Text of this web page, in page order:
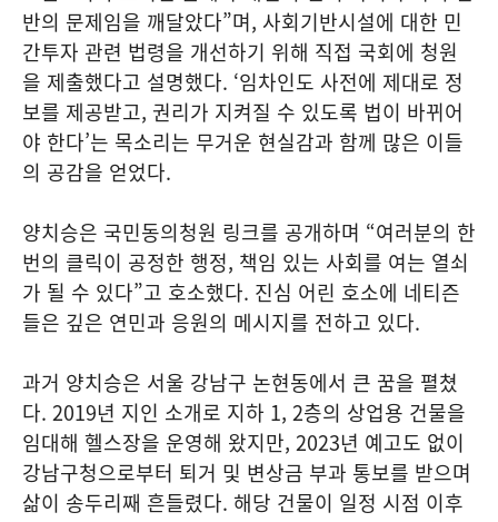
반의 문제임을 깨달았다”며, 사회기반시설에 대한 민
간투자 관련 법령을 개선하기 위해 직접 국회에 청원
을 제출했다고 설명했다. ‘임차인도 사전에 제대로 정
보를 제공받고, 권리가 지켜질 수 있도록 법이 바뀌어
야 한다’는 목소리는 무거운 현실감과 함께 많은 이들
의 공감을 얻었다.
양치승은 국민동의청원 링크를 공개하며 “여러분의 한
번의 클릭이 공정한 행정, 책임 있는 사회를 여는 열쇠
가 될 수 있다”고 호소했다. 진심 어린 호소에 네티즌
들은 깊은 연민과 응원의 메시지를 전하고 있다.
과거 양치승은 서울 강남구 논현동에서 큰 꿈을 펼쳤
다. 2019년 지인 소개로 지하 1, 2층의 상업용 건물을
임대해 헬스장을 운영해 왔지만, 2023년 예고도 없이
강남구청으로부터 퇴거 및 변상금 부과 통보를 받으며
삶이 송두리째 흔들렸다. 해당 건물이 일정 시점 이후